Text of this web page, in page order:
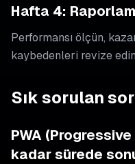
Hafta 4:
Performansı ölçün,
kaybedenleri revize
Sık sorulan
PWA
kadar sürede